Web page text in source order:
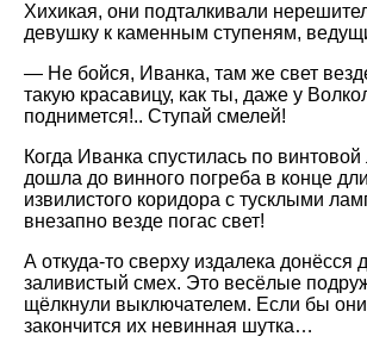
Хихикая, они подталкивали
девушку к каменным ступеням,
— Не бойся, Иванка, там же свет
такую красавицу, как ты, даже у
поднимется!.. Ступай смелей!
Когда Иванка спустилась по винтовой
дошла до винного погреба в конце
извилистого коридора с тусклыми
внезапно везде погас свет!
А откуда-то сверху издалека донёсся
заливистый смех. Это весёлые
щёлкнули выключателем. Если бы
закончится их невинная шутка…